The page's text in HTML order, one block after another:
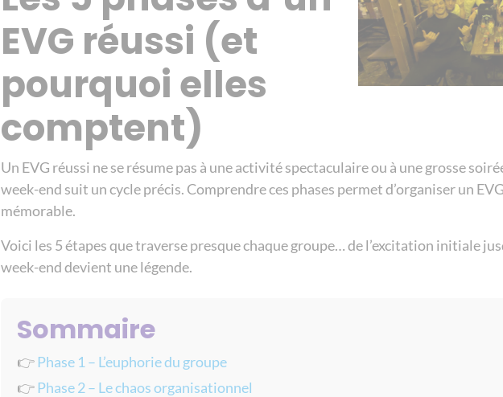
EVG réussi (et
pourquoi elles
comptent)
Un EVG réussi ne se résume pas à une activité spectaculaire ou à une grosse
week-end suit un cycle précis. Comprendre ces phases permet d’organiser un
mémorable.
Voici les 5 étapes que traverse presque chaque groupe… de l’excitation initiale
week-end devient une légende.
Sommaire
👉 Phase 1 – L’euphorie du groupe
👉 Phase 2 – Le chaos organisationnel